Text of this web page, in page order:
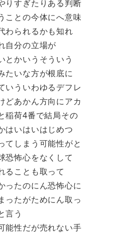
りすぎたりある判断
ことの今体にへ意味
わられるかも知れ
自分の立場が
とかいうそういう
たいな方が根底に
いういわゆるデフレ
どあかん方向にアカ
稲荷4番で結局その
はいはいはじめつ
てしまう可能性がと
恐怖心をなくして
ることも取って
ったのにん恐怖心に
ったがためにん取っ
言う
能性だが売れない手